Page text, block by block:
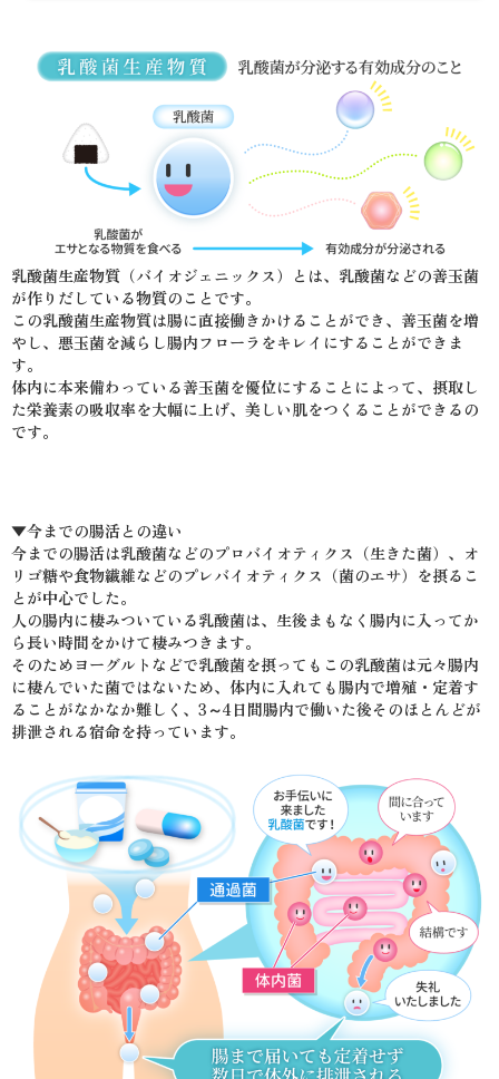
乳酸菌生産物質（バイオジェニックス）とは、乳酸菌などの善玉菌
が作りだしている物質のことです。
この乳酸菌生産物質は腸に直接働きかけることができ、善玉菌を増
やし、悪玉菌を減らし腸内フローラをキレイにすることができま
す。
体内に本来備わっている善玉菌を優位にすることによって、摂取し
た栄養素の吸収率を大幅に上げ、美しい肌をつくることができるの
です。
▼今までの腸活との違い
今までの腸活は乳酸菌などのプロバイオティクス（生きた菌）、オ
リゴ糖や食物繊維などのプレバイオティクス（菌のエサ）を摂るこ
とが中心でした。
人の腸内に棲みついている乳酸菌は、生後まもなく腸内に入ってか
ら長い時間をかけて棲みつきます。
そのためヨーグルトなどで乳酸菌を摂ってもこの乳酸菌は元々腸内
に棲んでいた菌ではないため、体内に入れても腸内で増殖・定着す
ることがなかなか難しく、3～4日間腸内で働いた後そのほとんどが
排泄される宿命を持っています。